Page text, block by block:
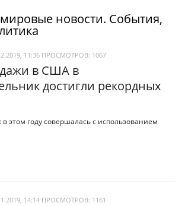
новости. События,
11:36 ПРОСМОТРОВ: 1067
в США в
достигли рекордных
в этом году совершалась с использованием
14:14 ПРОСМОТРОВ: 1161